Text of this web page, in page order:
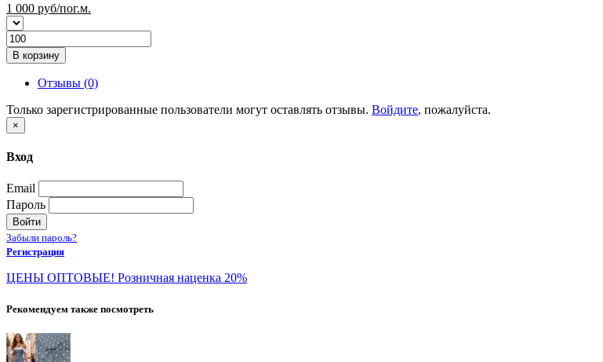
1 000 руб/пог.м.
В корзину
Отзывы (0)
Только зарегистрированные пользователи могут оставлять отзывы. Войдите, пожалуйста.
×
Вход
Email
Пароль
Войти
Забыли пароль?
Регистрация
ЦЕНЫ ОПТОВЫЕ! Розничная наценка 20%
Рекомендуем также посмотреть